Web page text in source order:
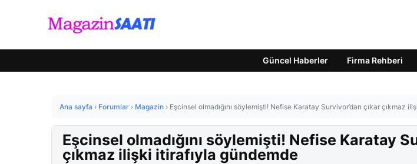
Güncel Haberler Firma Rehberi
Ana sayfa › Forumlar › Magazin › Eşcinsel olmadığını söylemişti! Nefise Karatay Survivor’dan çıkar çıkmaz
Eşcinsel olmadığını söylemişti! Nefise Karatay
çıkmaz ilişki itirafıyla gündemde